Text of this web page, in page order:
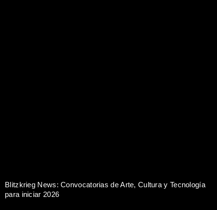
Blitzkrieg News: Convocatorias de Arte, Cultura y Tecnología
para iniciar 2026